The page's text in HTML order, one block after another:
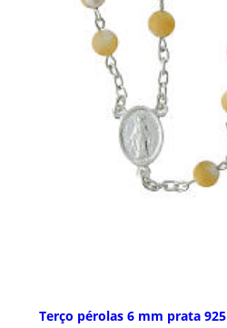
Terço pérolas 6 mm prata 925